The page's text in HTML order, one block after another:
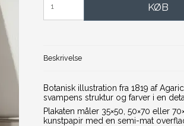
KØB
Beskrivelse
Botanisk illustration fra 1819 af
svampens struktur og farver i en
Plakaten måler 35×50, 50×70 eller
kunstpapir med en semi-mat